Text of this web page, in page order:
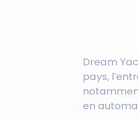
Dream
pays,
en